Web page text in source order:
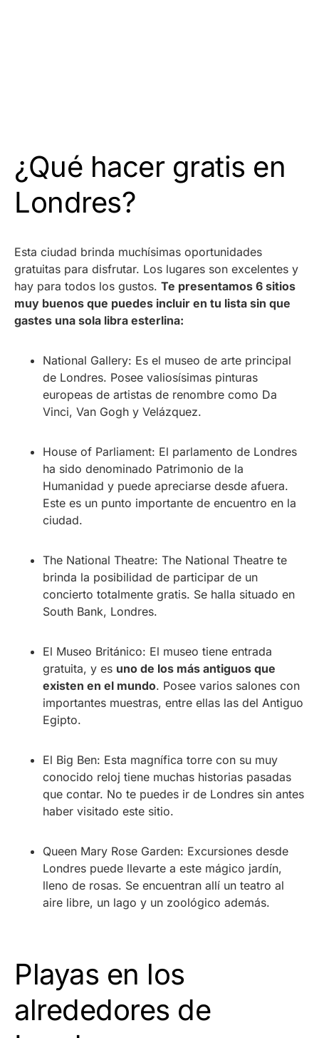
¿Qué hacer gratis en
Londres?
Esta ciudad brinda muchísimas oportunidades
gratuitas para disfrutar. Los lugares son excelentes y
hay para todos los gustos. Te presentamos 6 sitios
muy buenos que puedes incluir en tu lista sin que
gastes una sola libra esterlina:
National Gallery: Es el museo de arte principal
de Londres. Posee valiosísimas pinturas
europeas de artistas de renombre como Da
Vinci, Van Gogh y Velázquez.
House of Parliament: El parlamento de Londres
ha sido denominado Patrimonio de la
Humanidad y puede apreciarse desde afuera.
Este es un punto importante de encuentro en la
ciudad.
The National Theatre: The National Theatre te
brinda la posibilidad de participar de un
concierto totalmente gratis. Se halla situado en
South Bank, Londres.
El Museo Británico: El museo tiene entrada
gratuita, y es uno de los más antiguos que
existen en el mundo. Posee varios salones con
importantes muestras, entre ellas las del Antiguo
Egipto.
El Big Ben: Esta magnífica torre con su muy
conocido reloj tiene muchas historias pasadas
que contar. No te puedes ir de Londres sin antes
haber visitado este sitio.
Queen Mary Rose Garden: Excursiones desde
Londres puede llevarte a este mágico jardín,
lleno de rosas. Se encuentran allí un teatro al
aire libre, un lago y un zoológico además.
Playas en los
alrededores de